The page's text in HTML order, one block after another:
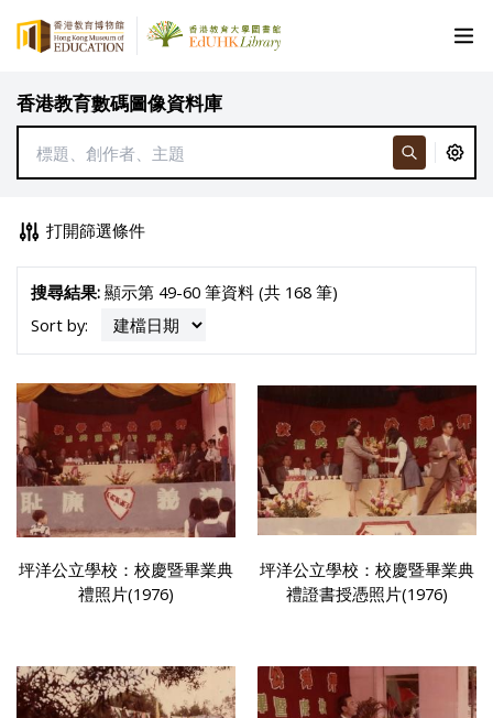
香港教育數碼圖像資料庫
打開篩選條件
搜尋結果:顯示第 49-60 筆資料 (共 168 筆)
Sort by:
坪洋公立學校：校慶暨畢業典
禮照片(1976)
坪洋公立學校：校慶暨畢業典
禮證書授憑照片(1976)